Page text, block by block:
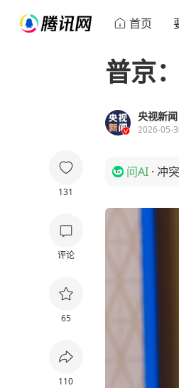
首页
131
评论
65
110
普京
央视新闻
2026-05-
问AI · 冲